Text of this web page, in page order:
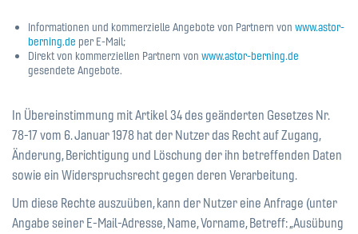
Informationen und kommerzielle Angebote von Partnern von www.astor-
berning.de per E-Mail;
Direkt von kommerziellen Partnern von www.astor-berning.de
gesendete Angebote.
In Übereinstimmung mit Artikel 34 des geänderten Gesetzes Nr.
78-17 vom 6. Januar 1978 hat der Nutzer das Recht auf Zugang,
Änderung, Berichtigung und Löschung der ihn betreffenden Daten
sowie ein Widerspruchsrecht gegen deren Verarbeitung.
Um diese Rechte auszuüben, kann der Nutzer eine Anfrage (unter
Angabe seiner E-Mail-Adresse, Name, Vorname, Betreff: „Ausübung